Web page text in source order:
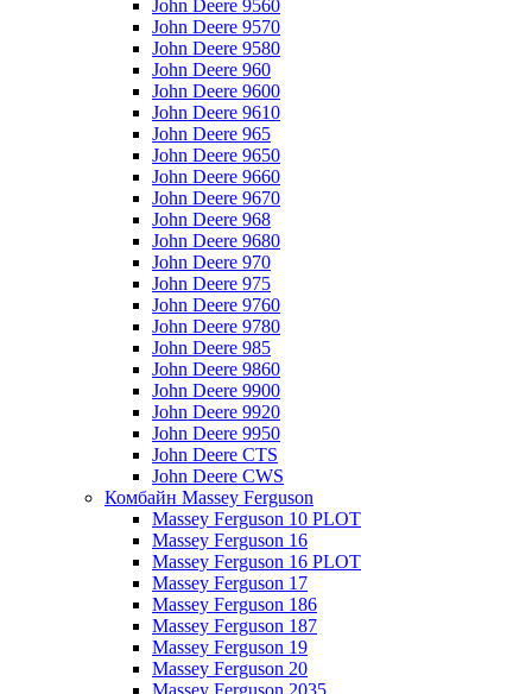
John Deere 9560
John Deere 9570
John Deere 9580
John Deere 960
John Deere 9600
John Deere 9610
John Deere 965
John Deere 9650
John Deere 9660
John Deere 9670
John Deere 968
John Deere 9680
John Deere 970
John Deere 975
John Deere 9760
John Deere 9780
John Deere 985
John Deere 9860
John Deere 9900
John Deere 9920
John Deere 9950
John Deere CTS
John Deere CWS
Комбайн Massey Ferguson
Massey Ferguson 10 PLOT
Massey Ferguson 16
Massey Ferguson 16 PLOT
Massey Ferguson 17
Massey Ferguson 186
Massey Ferguson 187
Massey Ferguson 19
Massey Ferguson 20
Massey Ferguson 2035